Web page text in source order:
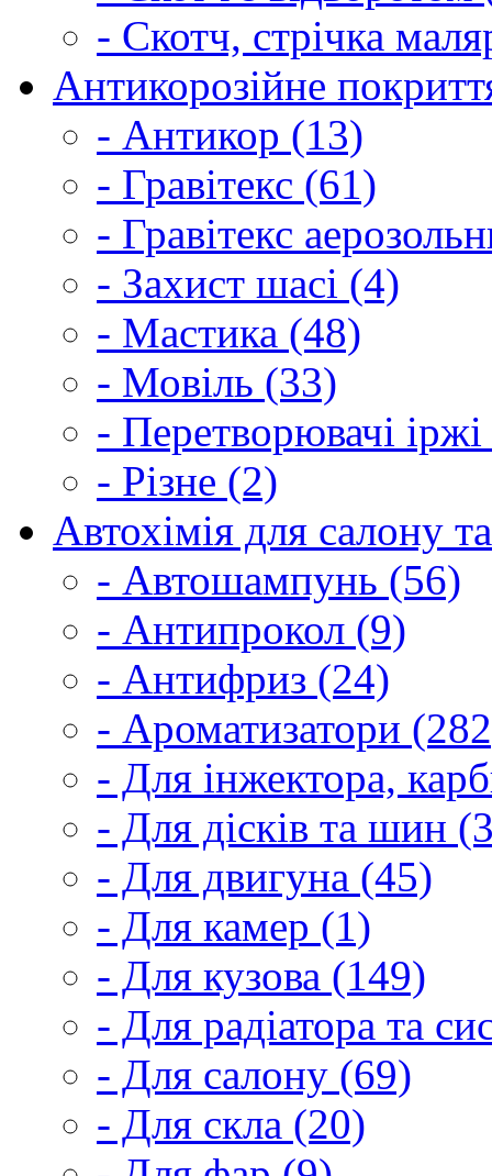
- Скотч, стрічка
Антикорозійне
- Антикор (13)
- Гравітекс (61)
- Гравітекс
- Захист шасі (4)
- Мастика (48)
- Мовіль (33)
- Перетворювачі
- Різне (2)
Автохімія для салону
- Автошампунь (56)
- Антипрокол (9)
- Антифриз (24)
- Ароматизатори
- Для інжектора,
- Для дісків та шин
- Для двигуна (45)
- Для камер (1)
- Для кузова (149)
- Для радіатора та
- Для салону (69)
- Для скла (20)